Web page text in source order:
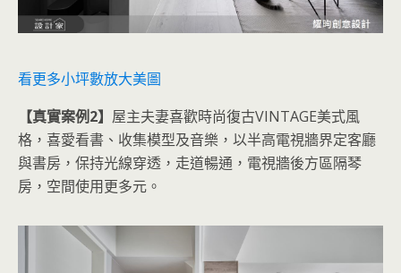
看更多小坪數放大美圖
【真實案例2】 屋主夫妻喜歡時尚復古VINTAGE美式風
格，喜愛看書、收集模型及音樂，以半高電視牆界定客廳
與書房，保持光線穿透，走道暢通，電視牆後方區隔琴
房，空間使用更多元。